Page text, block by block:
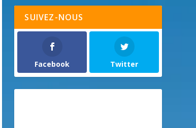
SUIVEZ-NOUS
Facebook Twitter